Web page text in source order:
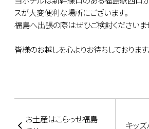
スが大変便利な場所にございます。
福島へ出張の際はぜひご検討くださいま
皆様のお越しを心よりお待ちしております
お土産はこらっせ福島
キッ